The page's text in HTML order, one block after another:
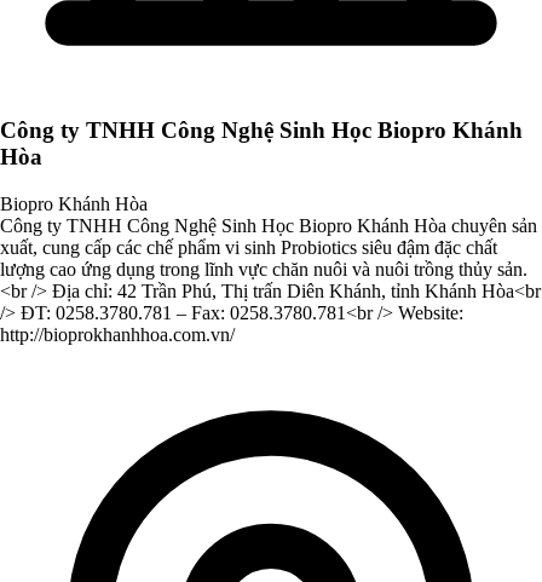
Công ty TNHH Công Nghệ Sinh Học Biopro Khánh
Hòa
Biopro Khánh Hòa
Công ty TNHH Công Nghệ Sinh Học Biopro Khánh Hòa chuyên sản
xuất, cung cấp các chế phẩm vi sinh Probiotics siêu đậm đặc chất
lượng cao ứng dụng trong lĩnh vực chăn nuôi và nuôi trồng thủy sản.
<br /> Địa chỉ: 42 Trần Phú, Thị trấn Diên Khánh, tỉnh Khánh Hòa<br
/> ĐT: 0258.3780.781 – Fax: 0258.3780.781<br /> Website:
http://bioprokhanhhoa.com.vn/